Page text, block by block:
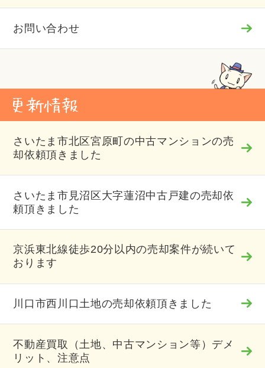
お問い合わせ
さいたま市北区宮原町の中古マンションの売
却依頼頂きました
さいたま市見沼区大字蓮沼中古戸建の売却依
頼頂きました
京浜東北線徒歩20分以内の売却案件が続いて
おります
川口市西川口土地の売却依頼頂きました
不動産買取（土地、中古マンション等）デメ
リット、注意点